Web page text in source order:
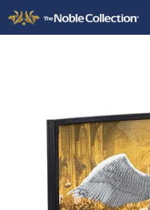
Panneau de gestion des cookies